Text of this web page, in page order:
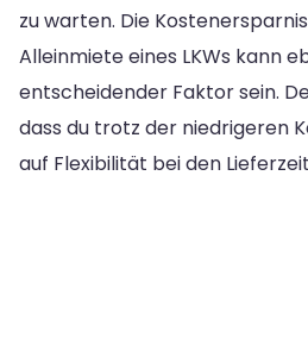
zu warten. Die
Alleinmiete eines LKWs kann
entscheidender Faktor sein.
dass du trotz der niedrigeren
auf Flexibilität bei den